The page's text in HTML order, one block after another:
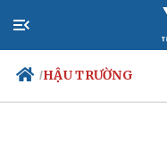
/HẬU TRƯỜNG